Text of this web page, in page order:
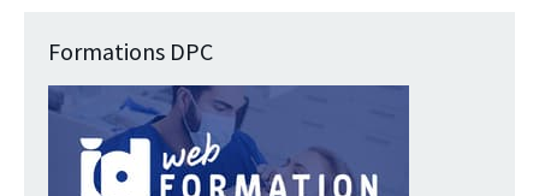
Formations DPC